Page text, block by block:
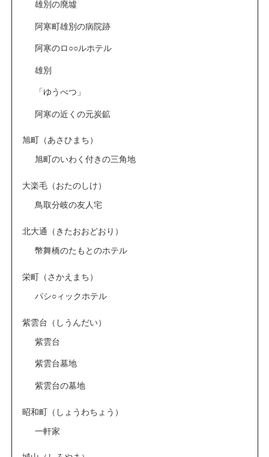
雄別の廃墟
阿寒町雄別の病院跡
阿寒のロ○○ルホテル
雄別
「ゆうべつ」
阿寒の近くの元炭鉱
旭町（あさひまち）
旭町のいわく付きの三角地
大楽毛（おたのしけ）
鳥取分岐の友人宅
北大通（きたおおどおり）
幣舞橋のたもとのホテル
栄町（さかえまち）
パシ○ィックホテル
紫雲台（しうんだい）
紫雲台
紫雲台墓地
紫雲台の墓地
昭和町（しょうわちょう）
一軒家